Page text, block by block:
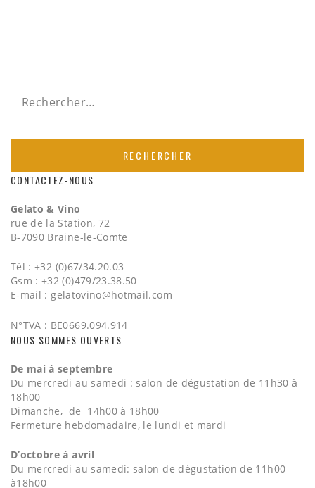
Rechercher :
CONTACTEZ-NOUS
Gelato & Vino
rue de la Station, 72
B-7090 Braine-le-Comte
Tél : +32 (0)67/34.20.03
Gsm : +32 (0)479/23.38.50
E-mail :gelatovino@hotmail.com
N°TVA : BE0669.094.914
NOUS SOMMES OUVERTS
De mai à septembre
Du mercredi au samedi : salon de dégustation de 11h30 à
18h00
Dimanche, de 14h00 à 18h00
Fermeture hebdomadaire, le lundi et mardi
D’octobre à avril
Du mercredi au samedi: salon de dégustation de 11h00
à18h00